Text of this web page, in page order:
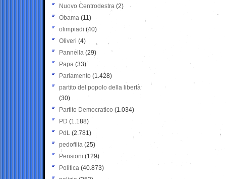
Nuovo Centrodestra (2)
Obama (11)
olimpiadi (40)
Oliveri (4)
Pannella (29)
Papa (33)
Parlamento (1.428)
partito del popolo della libertà
(30)
Partito Democratico (1.034)
PD (1.188)
PdL (2.781)
pedofilia (25)
Pensioni (129)
Politica (40.873)